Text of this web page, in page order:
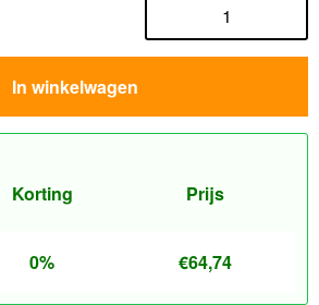
In winkelwagen
Korting Prijs
0% €64,74